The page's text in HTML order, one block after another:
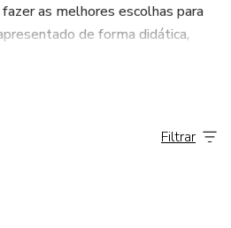
as melhores escolhas para
de forma didática,
e sabedoria nas escolhas
perfeito para te ajudar alcançar
Filtrar